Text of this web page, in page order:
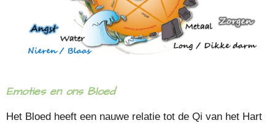
Emoties en ons Bloed
Het Bloed heeft een nauwe relatie tot de Qi van het Hart